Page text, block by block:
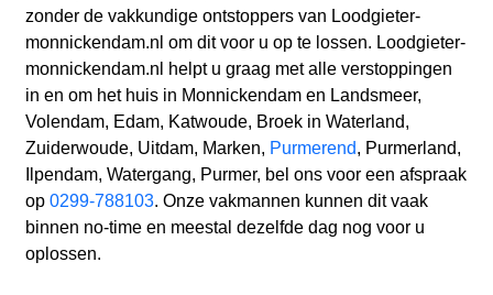
zonder de vakkundige ontstoppers van Loodgieter-
monnickendam.nl om dit voor u op te lossen. Loodgieter-
monnickendam.nl helpt u graag met alle verstoppingen
in en om het huis in Monnickendam en Landsmeer,
Volendam, Edam, Katwoude, Broek in Waterland,
Zuiderwoude, Uitdam, Marken, Purmerend, Purmerland,
Ilpendam, Watergang, Purmer, bel ons voor een afspraak
op 0299-788103. Onze vakmannen kunnen dit vaak
binnen no-time en meestal dezelfde dag nog voor u
oplossen.